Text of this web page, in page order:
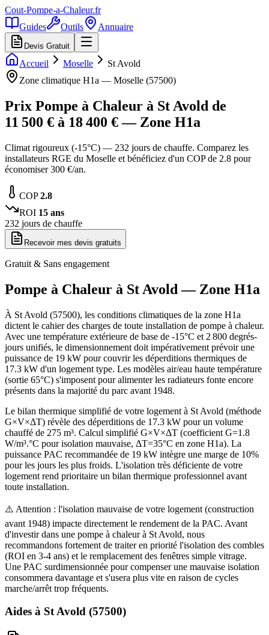
Cout-Pompe-a-Chaleur.fr
Guides
Outils Annuaire
Devis Gratuit
Accueil Moselle
St Avold
Zone climatique H1a — Moselle (57500)
Prix Pompe à Chaleur à St Avold de
11 500 € à 18 400 € — Zone H1a
Climat rigoureux (-15°C) — 232 jours de chauffe. Comparez les
installateurs RGE du Moselle et bénéficiez d'un COP de 2.8 pour
économiser 300 €/an.
COP2.8
ROI 15 ans
232 jours de chauffe
Recevoir mes devis gratuits
Gratuit & Sans engagement
Pompe à Chaleur à St Avold — Zone H1a
À St Avold (57500), les conditions climatiques de la zone H1a
dictent le cahier des charges de toute installation de pompe à chaleur.
Avec une température extérieure de base de -15°C et 2 800 degrés-
jours unifiés, le dimensionnement doit impérativement prévoir une
puissance de 19 kW pour couvrir les déperditions thermiques de
17.3 kW d'un logement type. Les modèles air/eau haute température
(sortie 65°C) s'imposent pour alimenter les radiateurs fonte encore
présents dans la majorité du parc avant 1948.
Le bilan thermique simplifié de votre logement à St Avold (méthode
G×V×ΔT) révèle des déperditions de 17.3 kW pour un volume
chauffé de 275 m³. Calcul simplifié G×V×ΔT (coefficient G=1.8
W/m³.°C pour isolation mauvaise, ΔT=35°C en zone H1a). La
puissance PAC recommandée de 19 kW intègre une marge de 10%
pour les jours les plus froids. L'isolation très déficiente de votre
logement rend prioritaire un bilan thermique professionnel avant
toute installation.
⚠️ Attention : l'isolation mauvaise de votre logement (construction
avant 1948) impacte directement le rendement de la PAC. Avant
d'investir dans une pompe à chaleur à St Avold, nous
recommandons fortement de traiter en priorité l'isolation des combles
(ROI en 3-4 ans) et le remplacement des fenêtres simple vitrage.
Une PAC surdimensionnée pour compenser une mauvaise isolation
consommera davantage et s'usera plus vite en raison de cycles
marche/arrêt trop fréquents.
Aides à St Avold (57500)